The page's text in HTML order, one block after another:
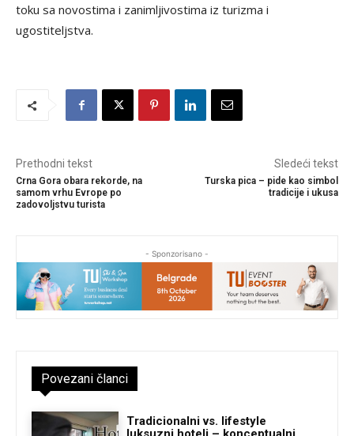
toku sa novostima i zanimljivostima iz turizma i
ugostiteljstva.
Prethodni tekst
Crna Gora obara rekorde, na
samom vrhu Evrope po
zadovoljstvu turista
Sledeći tekst
Turska pica – pide kao simbol
tradicije i ukusa
- Sponzorisano -
Povezani članci
Tradicionalni vs. lifestyle